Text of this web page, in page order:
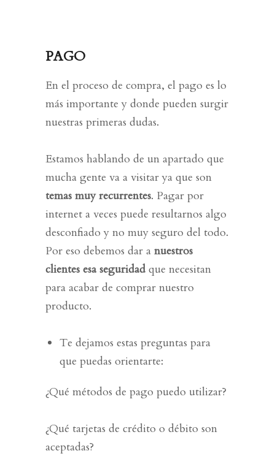
PAGO
En el proceso de compra, el pago es lo
más importante y donde pueden surgir
nuestras primeras dudas.
Estamos hablando de un apartado que
mucha gente va a visitar ya que son
temas muy recurrentes. Pagar por
internet a veces puede resultarnos algo
desconfiado y no muy seguro del todo.
Por eso debemos dar a nuestros
clientes esa seguridad que necesitan
para acabar de comprar nuestro
producto.
Te dejamos estas preguntas para
que puedas orientarte:
¿Qué métodos de pago puedo utilizar?
¿Qué tarjetas de crédito o débito son
aceptadas?